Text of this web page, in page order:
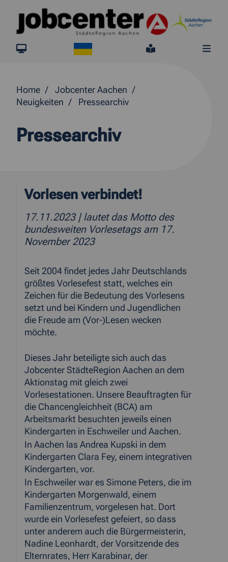
Springe direkt zum Inhalt
jobcenter.digital
Leichte
Home
Jobcenter Aachen
Neuigkeiten
Pressearchiv
Pressearchiv
Vorlesen verbindet!
17.11.2023 | lautet das Motto des
bundesweiten Vorlesetags am 17.
November 2023
Seit 2004 findet jedes Jahr Deutschlands
größtes Vorlesefest statt, welches ein
Zeichen für die Bedeutung des Vorlesens
setzt und bei Kindern und Jugendlichen
die Freude am (Vor-)Lesen wecken
möchte.
Dieses Jahr beteiligte sich auch das
Jobcenter StädteRegion Aachen an dem
Aktionstag mit gleich zwei
Vorlesestationen. Unsere Beauftragten für
die Chancengleichheit (BCA) am
Arbeitsmarkt besuchten jeweils einen
Kindergarten in Eschweiler und Aachen.
In Aachen las Andrea Kupski in dem
Kindergarten Clara Fey, einem integrativen
Kindergarten, vor.
In Eschweiler war es Simone Peters, die im
Kindergarten Morgenwald, einem
Familienzentrum, vorgelesen hat. Dort
wurde ein Vorlesefest gefeiert, so dass
unter anderem auch die Bürgermeisterin,
Nadine Leonhardt, der Vorsitzende des
Elternrates, Herr Karabinar, der